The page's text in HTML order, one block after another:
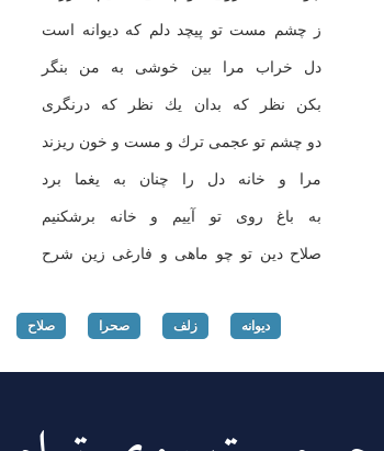
ز چشم مست تو پیچد دلم كه دیوانه است
دل خراب مرا بین خوشی به من بنگر
بكن نظر كه بدان یك نظر كه درنگری
دو چشم تو عجمی ترك و مست و خون ریزند
مرا و خانه دل را چنان به یغما برد
به باغ روی تو آییم و خانه برشكنیم
صلاح دین تو چو ماهی و فارغی زین شرح
دیوانه زلف صحرا صلاح